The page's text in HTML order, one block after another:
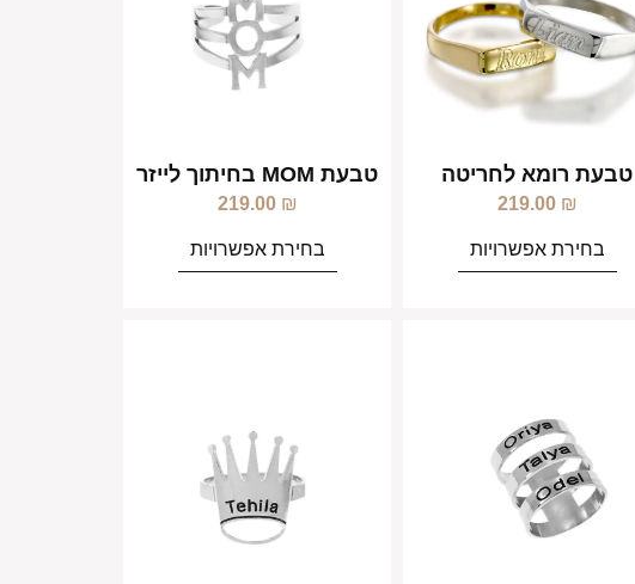
טבעת רומא לחריטה
219.00 ₪
בחירת אפשרויות
טבעת MOM בחיתוך לייזר
219.00 ₪
בחירת אפשרויות